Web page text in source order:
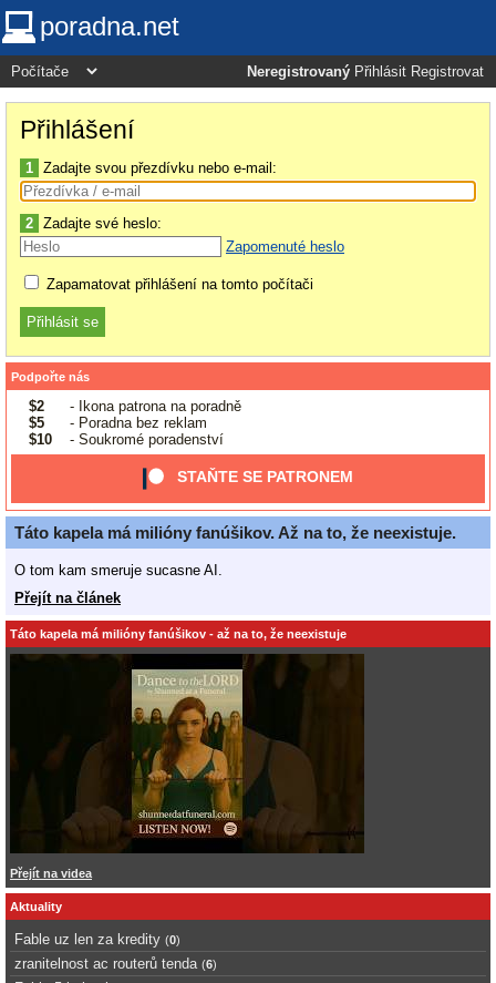
poradna.net
Neregistrovaný Přihlásit Registrovat
Přihlášení
1 Zadajte svou přezdívku nebo e-mail:
2 Zadajte své heslo:
Zapomenuté heslo
Zapamatovat přihlášení na tomto počítači
Podpořte nás
$2
- Ikona patrona na poradně
$5
- Poradna bez reklam
$10
- Soukromé poradenství
STAŇTE SE PATRONEM
Táto kapela má milióny fanúšikov. Až na to, že neexistuje.
O tom kam smeruje sucasne AI.
Přejít na článek
Táto kapela má milióny fanúšikov - až na to, že neexistuje
Přejít na videa
Aktuality
Fable uz len za kredity (0)
zranitelnost ac routerů tenda (6)